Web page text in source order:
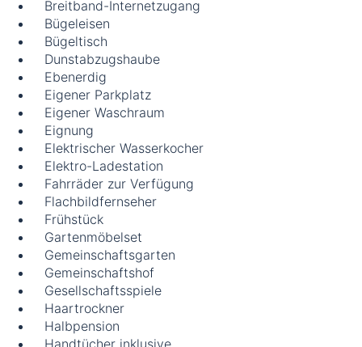
Breitband-Internetzugang
Bügeleisen
Bügeltisch
Dunstabzugshaube
Ebenerdig
Eigener Parkplatz
Eigener Waschraum
Eignung
Elektrischer Wasserkocher
Elektro-Ladestation
Fahrräder zur Verfügung
Flachbildfernseher
Frühstück
Gartenmöbelset
Gemeinschaftsgarten
Gemeinschaftshof
Gesellschaftsspiele
Haartrockner
Halbpension